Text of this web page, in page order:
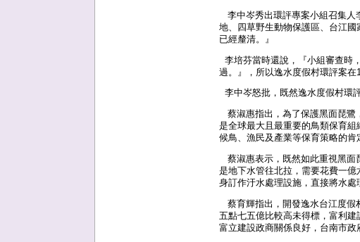
李中岑秀出環評專案小組召集人
地、四草野生動物保護區、台江
已經釐清。』
李培芬當時還說，『小組審查時
過。』，所以逸水度假村環評案在
李中岑怒批，既然逸水度假村環
蔡淑惠指出，為了保護黑面琵鷺
是全球最大且最重要的鳥類保育
候鳥、漁民及產業等保育策略的肯
蔡淑惠表示，既然如此重視黑面
是地下水管往北拉，需要花費一
身訂作汙水處理設施，直接將水處
蔡育輝指出，開發逸水台江度假
五點七五億比較高未得標，富利
富立建設政商關係良好，台南市